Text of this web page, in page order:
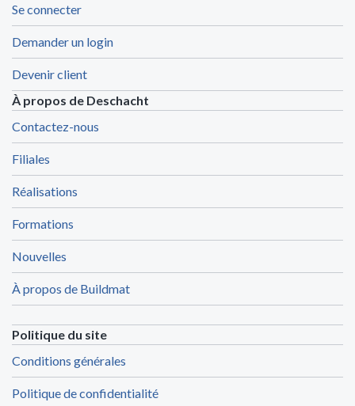
Se connecter
Demander un login
Devenir client
À propos de Deschacht
Contactez-nous
Filiales
Réalisations
Formations
Nouvelles
À propos de Buildmat
Politique du site
Conditions générales
Politique de confidentialité